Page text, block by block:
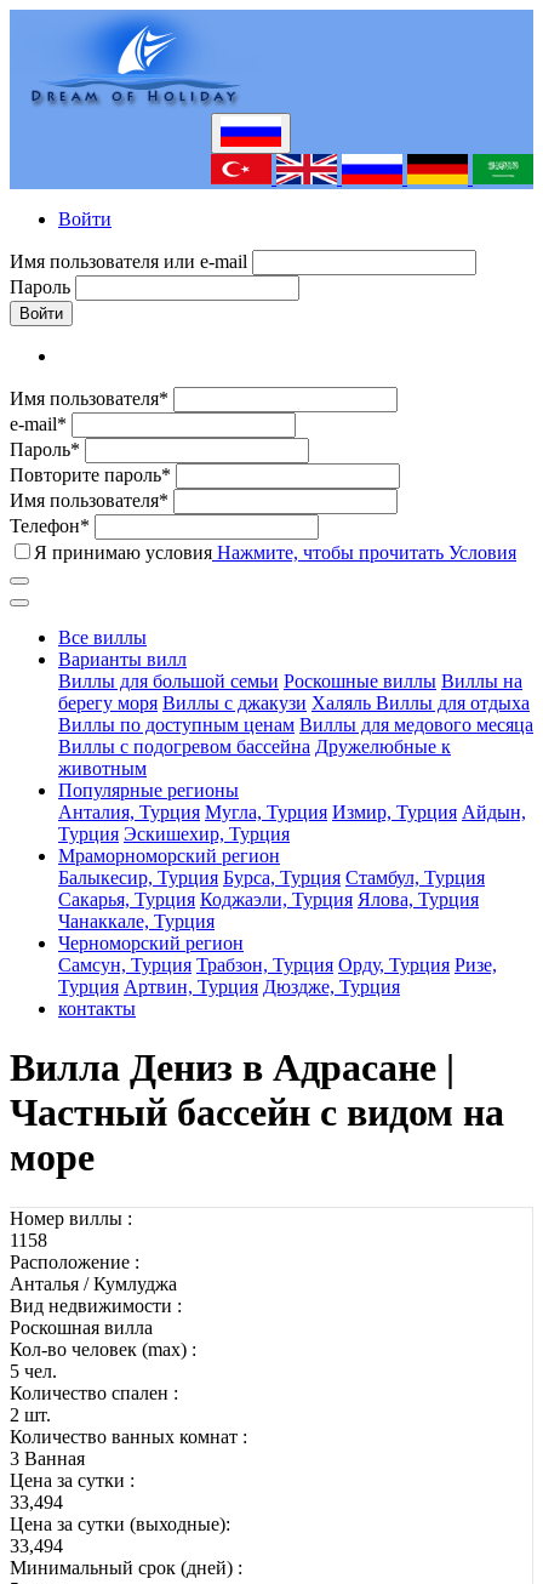
Войти
Имя пользователя или e-mail
Пароль
Войти
Имя пользователя*
e-mail*
Пароль*
Повторите пароль*
Имя пользователя*
Телефон*
Я принимаю условия Нажмите, чтобы прочитать Условия
Все виллы
Варианты вилл
Виллы для большой семьи Роскошные виллы Виллы на
берегу моря Виллы с джакузи Халяль Виллы для отдыха
Виллы по доступным ценам Виллы для медового месяца
Виллы с подогревом бассейна Дружелюбные к
животным
Популярные регионы
Анталия, Турция Мугла, Турция Измир, Турция Айдын,
Турция Эскишехир, Турция
Мраморноморский регион
Балыкесир, Турция Бурса, Турция Стамбул, Турция
Сакарья, Турция Коджаэли, Турция Ялова, Турция
Чанаккале, Турция
Черноморский регион
Самсун, Турция Трабзон, Турция Орду, Турция Ризе,
Турция Артвин, Турция Дюздже, Турция
контакты
Вилла Дениз в Адрасане |
Частный бассейн с видом на
море
Номер виллы :
1158
Расположение :
Анталья / Кумлуджа
Вид недвижимости :
Роскошная вилла
Кол-во человек (max) :
5 чел.
Количество спален :
2 шт.
Количество ванных комнат :
3 Ванная
Цена за сутки :
33,494
Цена за сутки (выходные):
33,494
Минимальный срок (дней) :